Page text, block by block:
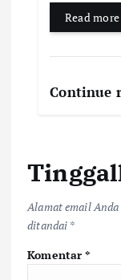
Read more
Continue
Alamat email
ditandai *
Komentar*